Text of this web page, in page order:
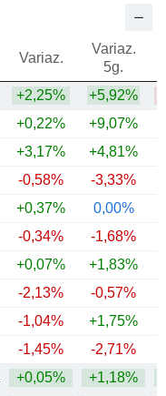
Variaz.
Variaz.
5g.
+2,25% +5,92%
+0,22% +9,07%
+3,17% +4,81%
-0,58% -3,33%
+0,37% 0,00%
-0,34% -1,68%
+0,07% +1,83%
-2,13% -0,57%
-1,04% +1,75%
-1,45% -2,71%
+0,05% +1,18%